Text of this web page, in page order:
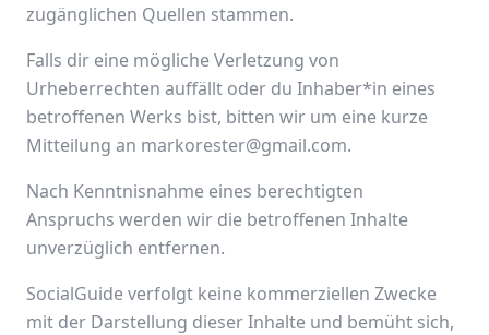
zugänglichen Quellen stammen.
Falls dir eine mögliche Verletzung von
Urheberrechten auffällt oder du Inhaber*in eines
betroffenen Werks bist, bitten wir um eine kurze
Mitteilung an markorester@gmail.com.
Nach Kenntnisnahme eines berechtigten
Anspruchs werden wir die betroffenen Inhalte
unverzüglich entfernen.
SocialGuide verfolgt keine kommerziellen Zwecke
mit der Darstellung dieser Inhalte und bemüht sich,